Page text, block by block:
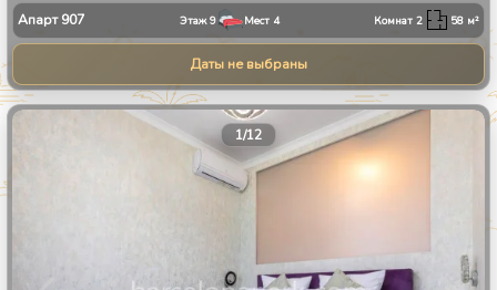
Апарт907 Этаж9 Мест 4 Комнат2 58 м²
Даты не выбраны
1/12